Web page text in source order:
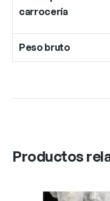
carrocería
Peso bruto
Productos